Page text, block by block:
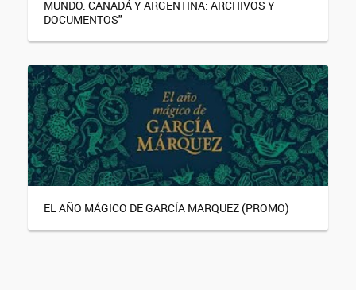
MUNDO. CANADÁ Y ARGENTINA: ARCHIVOS Y
DOCUMENTOS"
EL AÑO MÁGICO DE GARCÍA MARQUEZ (PROMO)